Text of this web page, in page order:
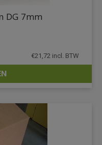
DETAILS
DG 7mm
€21,72 incl. BTW